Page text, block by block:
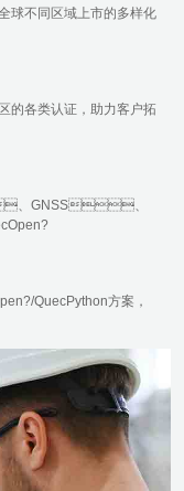
全球不同区域上市的多样化
区的各类认证，助力客户拓
、GNSS、
QuecPython方案，